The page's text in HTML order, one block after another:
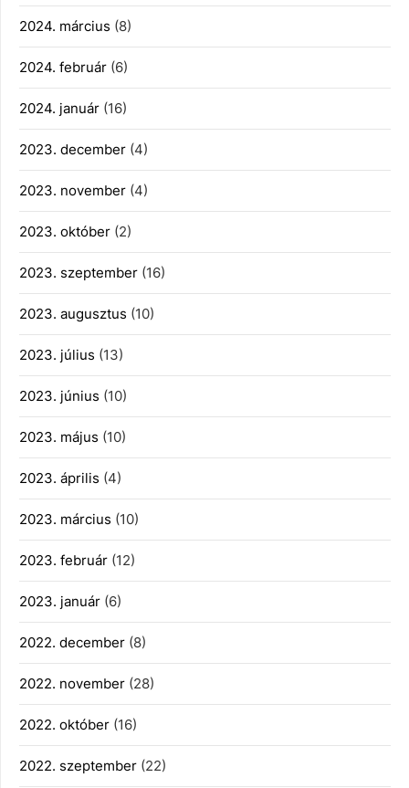
2024. március (8)
2024. február (6)
2024. január (16)
2023. december (4)
2023. november (4)
2023. október (2)
2023. szeptember (16)
2023. augusztus (10)
2023. július (13)
2023. június (10)
2023. május (10)
2023. április (4)
2023. március (10)
2023. február (12)
2023. január (6)
2022. december (8)
2022. november (28)
2022. október (16)
2022. szeptember (22)